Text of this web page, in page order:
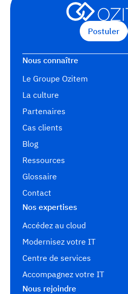
Postuler
Postuler
Nous connaître
Le Groupe Ozitem
La culture
Partenaires
Cas clients
Blog
Ressources
Glossaire
Contact
Nos expertises
Accédez au cloud
Modernisez votre IT
Centre de services
Accompagnez votre IT
Nous rejoindre